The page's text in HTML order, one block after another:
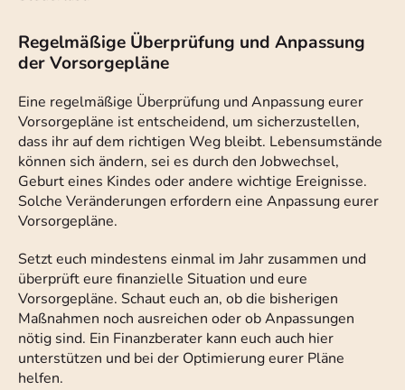
Regelmäßige Überprüfung und Anpassung
der Vorsorgepläne
Eine regelmäßige Überprüfung und Anpassung eurer
Vorsorgepläne ist entscheidend, um sicherzustellen,
dass ihr auf dem richtigen Weg bleibt. Lebensumstände
können sich ändern, sei es durch den Jobwechsel,
Geburt eines Kindes oder andere wichtige Ereignisse.
Solche Veränderungen erfordern eine Anpassung eurer
Vorsorgepläne.
Setzt euch mindestens einmal im Jahr zusammen und
überprüft eure finanzielle Situation und eure
Vorsorgepläne. Schaut euch an, ob die bisherigen
Maßnahmen noch ausreichen oder ob Anpassungen
nötig sind. Ein Finanzberater kann euch auch hier
unterstützen und bei der Optimierung eurer Pläne
helfen.